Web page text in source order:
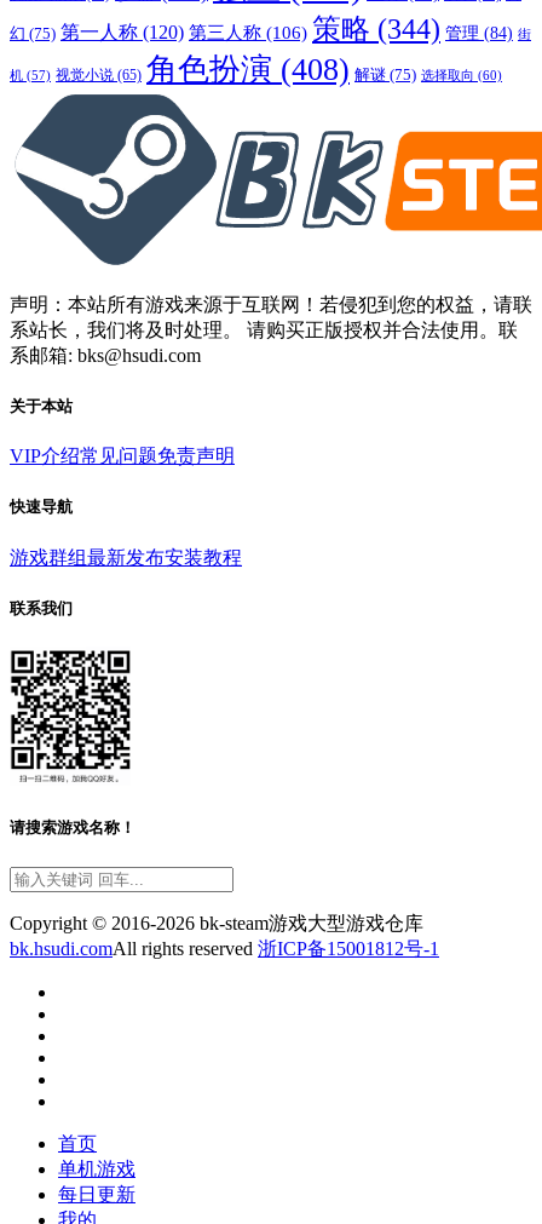
幻 (75) 第一人称 (120) 第三人称 (106) 策略 (344) 管理 (84) 街
机 (57) 视觉小说 (65) 角色扮演 (408) 解谜 (75) 选择取向 (60)
声明：本站所有游戏来源于互联网！若侵犯到您的权益，请联
系站长，我们将及时处理。 请购买正版授权并合法使用。联
系邮箱: bks@hsudi.com
关于本站
VIP介绍常见问题免责声明
快速导航
游戏群组最新发布安装教程
联系我们
请搜索游戏名称！
Copyright © 2016-2026 bk-steam游戏大型游戏仓库
bk.hsudi.comAll rights reserved 浙ICP备15001812号-1
首页
单机游戏
每日更新
我的